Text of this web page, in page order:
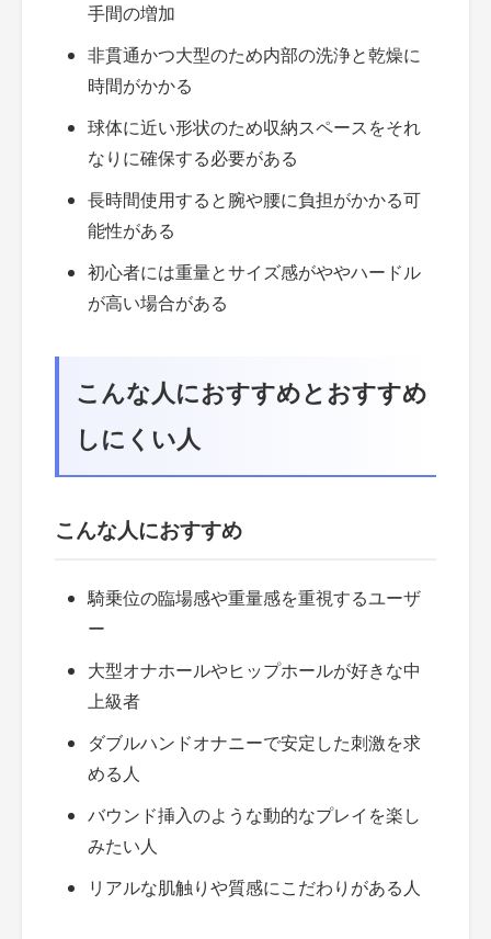
手間の増加
非貫通かつ大型のため内部の洗浄と乾燥に
時間がかかる
球体に近い形状のため収納スペースをそれ
なりに確保する必要がある
長時間使用すると腕や腰に負担がかかる可
能性がある
初心者には重量とサイズ感がややハードル
が高い場合がある
こんな人におすすめとおすすめ
しにくい人
こんな人におすすめ
騎乗位の臨場感や重量感を重視するユーザ
ー
大型オナホールやヒップホールが好きな中
上級者
ダブルハンドオナニーで安定した刺激を求
める人
バウンド挿入のような動的なプレイを楽し
みたい人
リアルな肌触りや質感にこだわりがある人